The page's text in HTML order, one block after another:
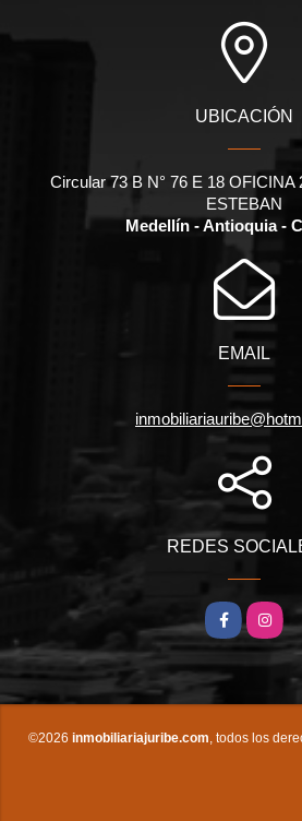
UBICACIÓN
Circular 73 B N° 76 E 18 OFICINA
ESTEBAN
Medellín - Antioquia -
EMAIL
REDES
Facebook
©2026 inmobiliariajuribe.com, todos los